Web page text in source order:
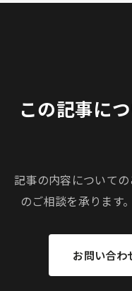
この記事に
記事の内容について
のご相談を承ります
お問い合わ